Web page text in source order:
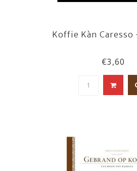
Koffie Kàn Caresso
€3,60